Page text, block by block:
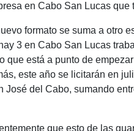
en Cabo San Lucas
formato se suma a otro
3 en Cabo San Lucas
que está a punto de
este año se licitarán en
José del Cabo, sumando
que esto de las